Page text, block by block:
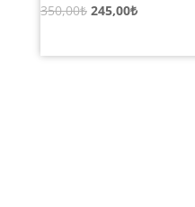
350,00₺ Orijinal
245,00₺Şu